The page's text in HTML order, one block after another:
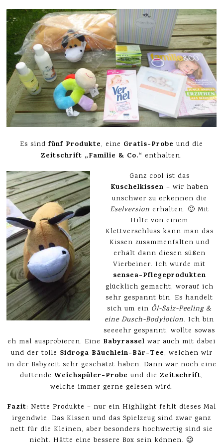
Es sind fünf Produkte, eine Gratis-Probe und die
Zeitschrift „Familie & Co.“ enthalten.
Ganz cool ist das
Kuschelkissen – wir haben
unschwer zu erkennen die
Eselversion erhalten. 🙂 Mit
Hilfe von einem
Klettverschluss kann man das
Kissen zusammenfalten und
erhält dann diesen süßen
Vierbeiner. Ich wurde mit
sensea-Pflegeprodukten
glücklich gemacht, worauf ich
sehr gespannt bin. Es handelt
sich um ein Öl-Salz-Peeling &
eine Dusch-Bodylotion. Ich bin
seeeehr gespannt, wollte sowas
eh mal ausprobieren. Eine Babyrassel war auch mit dabei
und der tolle Sidroga Bäuchlein-Bär-Tee, welchen wir
in der Babyzeit sehr geschätzt haben. Dann war noch eine
duftende Weichspüler-Probe und die Zeitschrift,
welche immer gerne gelesen wird.
Fazit: Nette Produkte – nur ein Highlight fehlt dieses Mal
irgendwie. Das Kissen und das Spielzeug sind zwar ganz
nett für die Kleinen, aber besonders hochwertig sind sie
nicht. Hätte eine bessere Box sein können. 😉